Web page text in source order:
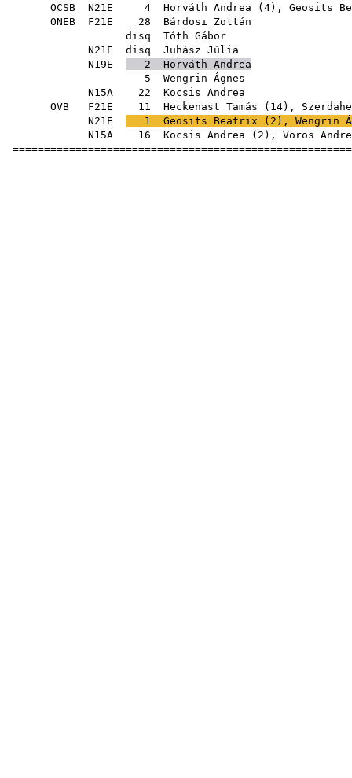
OCSB N21E 4 Horváth Andrea ( 4), Geosits
ONEB F21E 28
Bárdosi Zoltán
disq
Tóth Gábor
N21E disq
Juhász Júlia
N19E
2
Horváth Andrea
5
Wengrin Ágnes
N15A 22
Kocsis Andrea
OVB F21E 11 Heckenast Tamás ( 14),
N21E
1 Geosits Beatrix ( 2 ), Wengrin
N15A 16 Kocsis Andrea ( 2 ), Vörös